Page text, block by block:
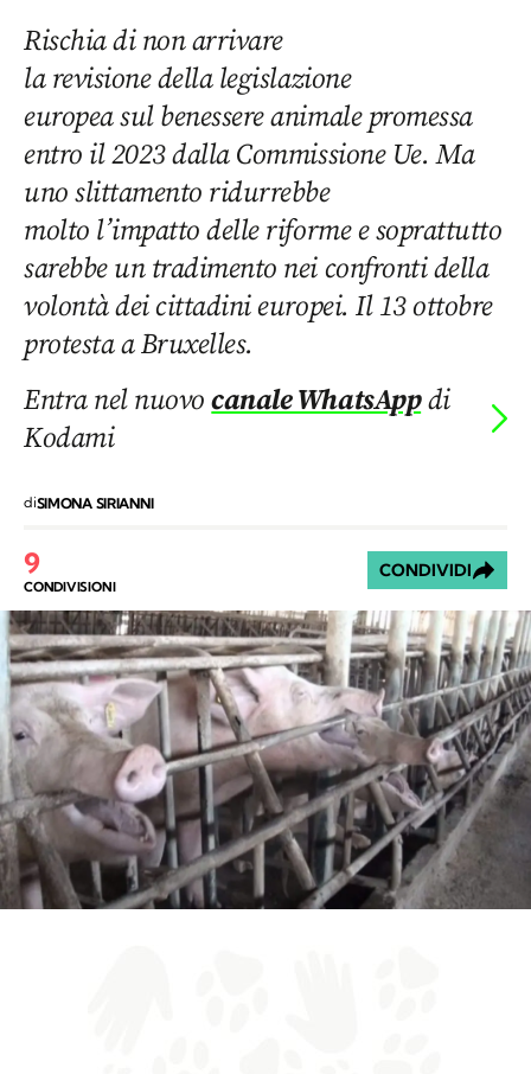
Rischia di non arrivare
la revisione della legislazione
europea sul benessere animale promessa
entro il 2023 dalla Commissione Ue. Ma
uno slittamento ridurrebbe
molto l’impatto delle riforme e soprattutto
sarebbe un tradimento nei confronti della
volontà dei cittadini europei. Il 13 ottobre
protesta a Bruxelles.
Entra nel nuovocanale WhatsAppdi
Kodami
diSIMONA SIRIANNI
9
CONDIVISIONI
CONDIVIDI